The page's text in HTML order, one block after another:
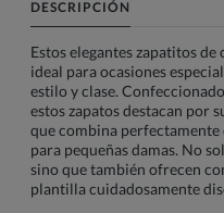
DESCRIPCIÓN
Estos elegantes zapatitos
ideal para ocasiones
estilo y clase.
estos zapatos destacan por
que combina
para pequeñas damas. No
sino que también ofrecen
plantilla cuidadosamente